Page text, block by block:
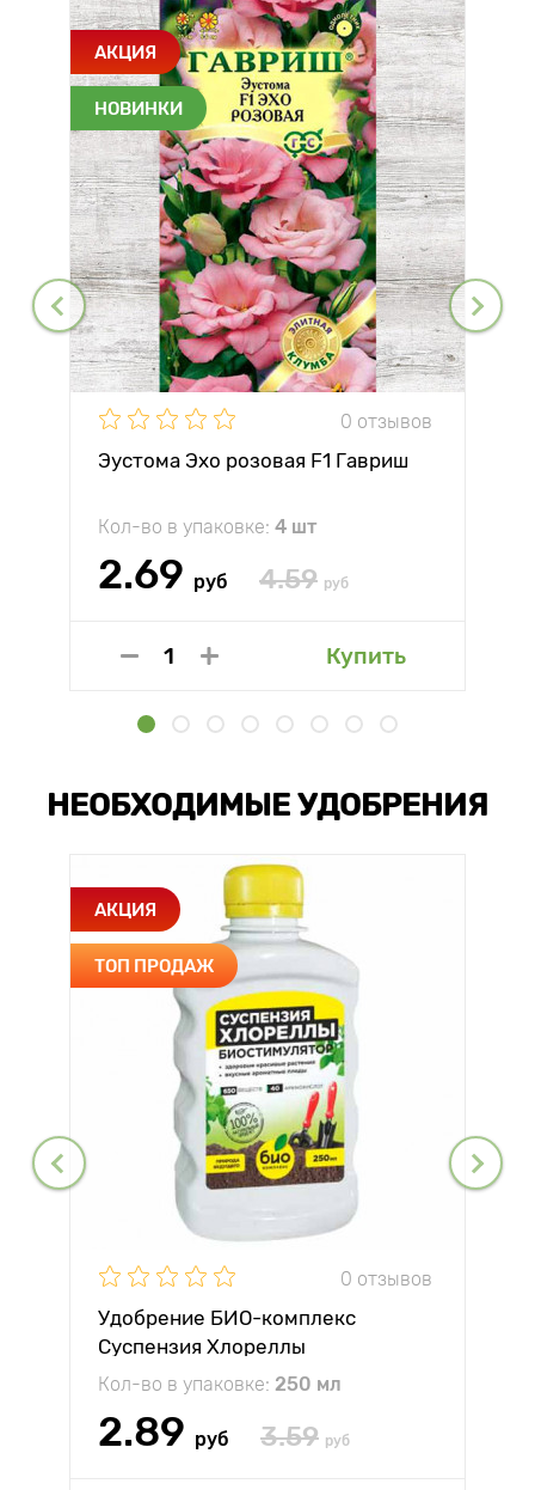
АКЦИЯ
НОВИНКИ
0 отзывов
Эустома Эхо розовая F1 Гавриш
Кол-во в упаковке: 4 шт
2.69 руб 4.59 руб
Купить
НЕОБХОДИМЫЕ УДОБРЕНИЯ
АКЦИЯ
ТОП ПРОДАЖ
0 отзывов
Удобрение БИО-комплекс
Суспензия Хлореллы
Кол-во в упаковке: 250 мл
2.89 руб 3.59 руб